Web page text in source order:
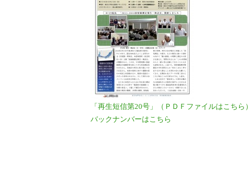
「再生短信第20号」（ＰＤＦファイルはこちら）
バックナンバーはこちら